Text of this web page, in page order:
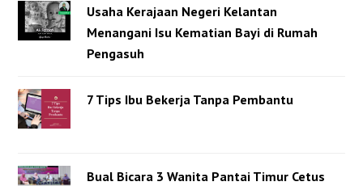
Usaha Kerajaan Negeri Kelantan
Menangani Isu Kematian Bayi di Rumah
Pengasuh
7 Tips Ibu Bekerja Tanpa Pembantu
Bual Bicara 3 Wanita Pantai Timur Cetus